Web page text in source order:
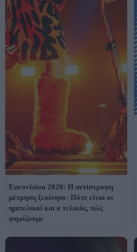
Eurovision 2026: Η αντίστροφη
μέτρηση ξεκίνησε- Πότε είναι οι
ημιτελικοί και ο τελικός, πώς
ψηφίζουμε